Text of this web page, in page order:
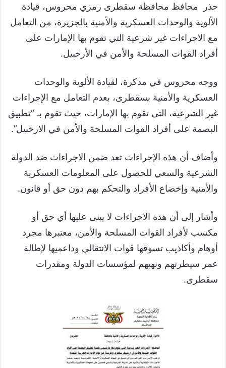
حذر محافظ محافظة سقطرى رمزي محروس، قيادة
الألوية والوحدات العسكرية والأمنية بالجزيرة، من التعامل
مع الاجراءات غير شرعية التي تقوم بها الإمارات على
أفراد القوات المسلحة والأمن في الأرخبيل.
ووجه محروس في مذكرة، لقيادة الألوية والوحدات
العسكرية والأمنية بسقطرى، بعدم التعامل مع الإجراءات
غير الشرعية، التي تقوم بها الإمارات، حيث تقوم بـ “تطبيق
البصمة على أفراد القوات المسلحة والأمن في الارخبيل”.
وأضاف أن هذه الإجراءات تعد ضمن الاجراءات ضد الدولة
الشرعية والسعي للحصول على المعلومات العسكرية
والأمنية وإخضاع الأفراد والتحكم بهم دون حق أو قانون.
وأشار إلى أن هذه الاجراءات لا يبنى عليها أي حق أو
مكسب لأفراد القوات المسلحة والأمن، معتبرها مجرد
أوهام وأكاذيب تسوقها قوات الانتقالي وداعميها لإطالة
عمر سيطرتهم ونهبهم لمؤسسات الدولة ومقدرات
سقطرى.